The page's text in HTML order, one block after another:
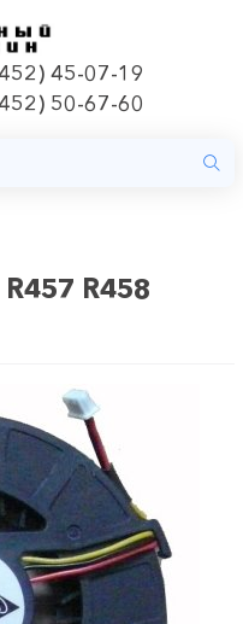
45-07-19
50-67-60
R458